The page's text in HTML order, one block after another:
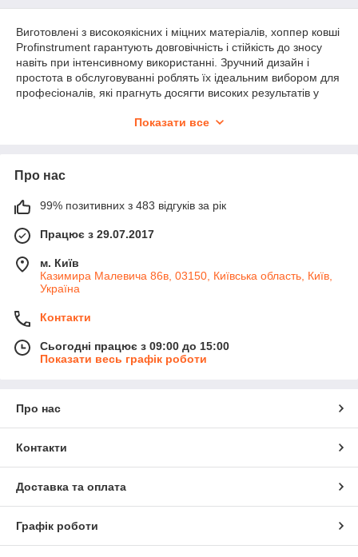
Виготовлені з високоякісних і міцних матеріалів, хоппер ковші
Profinstrument гарантують довговічність і стійкість до зносу
навіть при інтенсивному використанні. Зручний дизайн і
простота в обслуговуванні роблять їх ідеальним вибором для
професіоналів, які прагнуть досягти високих результатів у
забезпечуєте стабільність і ефективність кожного етапу
Показати все
Про нас
99% позитивних з 483 відгуків за рік
Працює з 29.07.2017
м. Київ
Казимира Малевича 86в, 03150, Київська область, Київ,
Україна
Контакти
Сьогодні працює з 09:00 до 15:00
Показати весь графік роботи
Про нас
Контакти
Доставка та оплата
Графік роботи